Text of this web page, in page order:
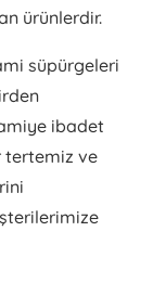
ürünlerdir.
süpürgeleri
ibadet
tertemiz ve